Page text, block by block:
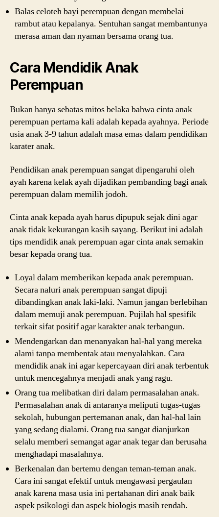
Balas celoteh bayi perempuan dengan membelai
rambut atau kepalanya. Sentuhan sangat membantunya
merasa aman dan nyaman bersama orang tua.
Cara Mendidik Anak
Perempuan
Bukan hanya sebatas mitos belaka bahwa cinta anak
perempuan pertama kali adalah kepada ayahnya. Periode
usia anak 3-9 tahun adalah masa emas dalam pendidikan
karater anak.
Pendidikan anak perempuan sangat dipengaruhi oleh
ayah karena kelak ayah dijadikan pembanding bagi anak
perempuan dalam memilih jodoh.
Cinta anak kepada ayah harus dipupuk sejak dini agar
anak tidak kekurangan kasih sayang. Berikut ini adalah
tips mendidik anak perempuan agar cinta anak semakin
besar kepada orang tua.
Loyal dalam memberikan kepada anak perempuan.
Secara naluri anak perempuan sangat dipuji
dibandingkan anak laki-laki. Namun jangan berlebihan
dalam memuji anak perempuan. Pujilah hal spesifik
terkait sifat positif agar karakter anak terbangun.
Mendengarkan dan menanyakan hal-hal yang mereka
alami tanpa membentak atau menyalahkan. Cara
mendidik anak ini agar kepercayaan diri anak terbentuk
untuk mencegahnya menjadi anak yang ragu.
Orang tua melibatkan diri dalam permasalahan anak.
Permasalahan anak di antaranya meliputi tugas-tugas
sekolah, hubungan pertemanan anak, dan hal-hal lain
yang sedang dialami. Orang tua sangat dianjurkan
selalu memberi semangat agar anak tegar dan berusaha
menghadapi masalahnya.
Berkenalan dan bertemu dengan teman-teman anak.
Cara ini sangat efektif untuk mengawasi pergaulan
anak karena masa usia ini pertahanan diri anak baik
aspek psikologi dan aspek biologis masih rendah.